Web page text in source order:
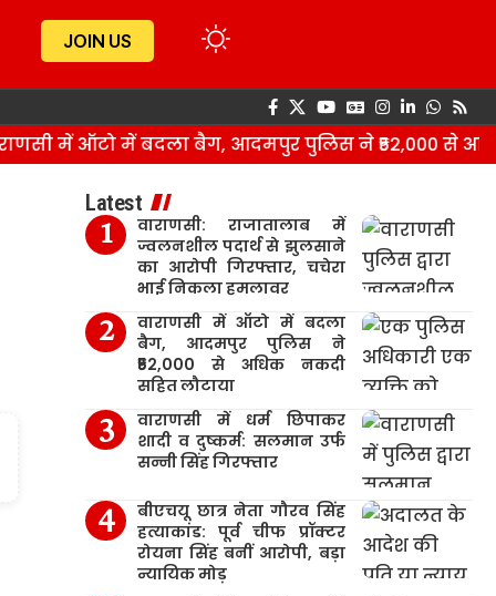
JOIN US
में ऑटो में बदला बैग, आदमपुर पुलिस ने ₹52,000 से अधिक
Latest
वाराणसी: राजातालाब में
ज्वलनशील पदार्थ से झुलसाने
का आरोपी गिरफ्तार, चचेरा
भाई निकला हमलावर
वाराणसी में ऑटो में बदला
बैग, आदमपुर पुलिस ने
₹52,000 से अधिक नकदी
सहित लौटाया
वाराणसी में धर्म छिपाकर
शादी व दुष्कर्म: सलमान उर्फ
सन्नी सिंह गिरफ्तार
बीएचयू छात्र नेता गौरव सिंह
हत्याकांड: पूर्व चीफ प्रॉक्टर
रोयना सिंह बनीं आरोपी, बड़ा
न्यायिक मोड़